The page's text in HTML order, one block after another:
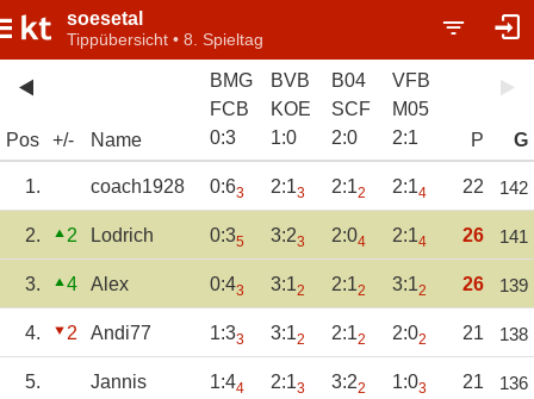
soesetal
Tippübersicht • 8. Spieltag
Pos +/- Name
BMG
FCB
0:3
BVB
KOE
1:0
B04
SCF
2:0
VFB
M05
2:1 P G
1. coach1928 0:63 2:13 2:12 2:14 22 142
2. 2 Lodrich 0:35 3:23 2:04 2:14 26 141
3. 4 Alex 0:43 3:12 2:12 3:12 26 139
4. 2 Andi77 1:33 3:12 2:12 2:02 21 138
5. Jannis 1:44 2:13 3:22 1:03 21 136